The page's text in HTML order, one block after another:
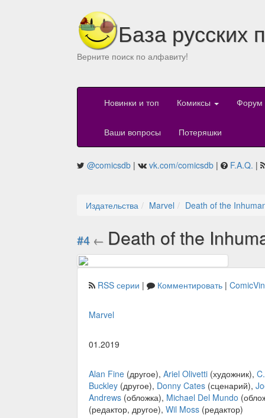
База русских
Верните поиск по алфавиту!
Новинки и топ Комиксы Форум
Ваши вопросы Потеряшки
@comicsdb | vk.com/comicsdb | F.A.Q. |
Издательства Marvel Death of the
#4 ← Death of the
RSS серии | Комментировать |
Marvel
01.2019
Alan Fine (другое), Ariel Olivetti (художник),
Buckley (другое), Donny Cates (сценарий),
Andrews (обложка), Michael Del Mundo
(редактор, другое), Wil Moss (редактор)